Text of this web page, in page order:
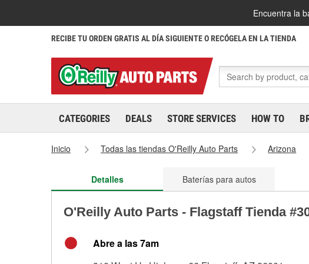
Encuentra la
RECIBE TU ORDEN GRATIS AL DÍA SIGUIENTE O RECÓGELA EN LA TIENDA
CATEGORIES DEALS STORE SERVICES HOW TO
Inicio Todas las tiendas O'Reilly Auto Parts Arizona
Detalles Baterías para autos
O'Reilly Auto Parts - Flagstaff Tienda
Abre a las 7am